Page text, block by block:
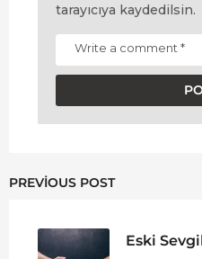
tarayıcıya kaydedilsin.
PREVIOUS POST
Eski